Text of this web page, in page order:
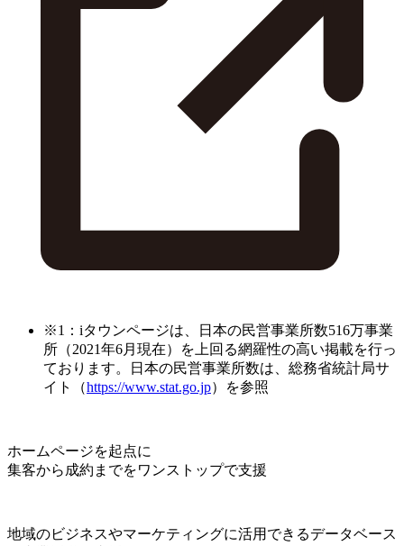
※1：iタウンページは、日本の民営事業所数516万事業
所（2021年6月現在）を上回る網羅性の高い掲載を行っ
ております。日本の民営事業所数は、総務省統計局サ
イト（https://www.stat.go.jp）を参照
ホームページを起点に
集客から成約までをワンストップで支援
地域のビジネスやマーケティングに活用できるデータベース